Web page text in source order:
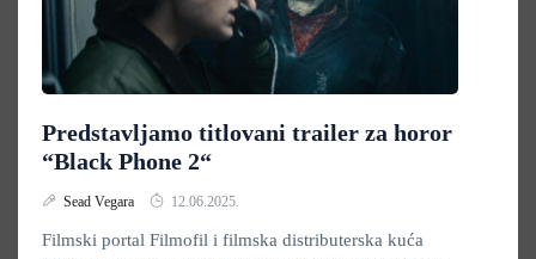
Predstavljamo titlovani trailer za horor
“Black Phone 2“
Sead Vegara 12.06.2025.
Filmski portal Filmofil i filmska distributerska kuća